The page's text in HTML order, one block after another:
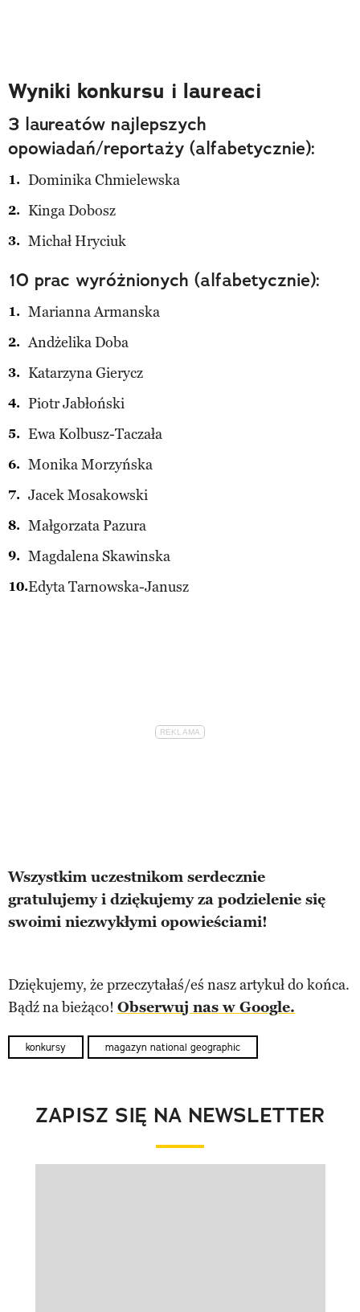
Wyniki konkursu i laureaci
3 laureatów najlepszych
opowiadań/reportaży (alfabetycznie):
Dominika Chmielewska
Kinga Dobosz
Michał Hryciuk
10 prac wyróżnionych (alfabetycznie):
Marianna Armanska
Andżelika Doba
Katarzyna Gierycz
Piotr Jabłoński
Ewa Kolbusz-Taczała
Monika Morzyńska
Jacek Mosakowski
Małgorzata Pazura
Magdalena Skawinska
Edyta Tarnowska-Janusz
Wszystkim uczestnikom serdecznie
gratulujemy i dziękujemy za podzielenie się
swoimi niezwykłymi opowieściami!
Dziękujemy, że przeczytałaś/eś nasz artykuł do końca.
Bądź na bieżąco! Obserwuj nas w Google.
konkursy magazyn national geographic
ZAPISZ SIĘ NA NEWSLETTER